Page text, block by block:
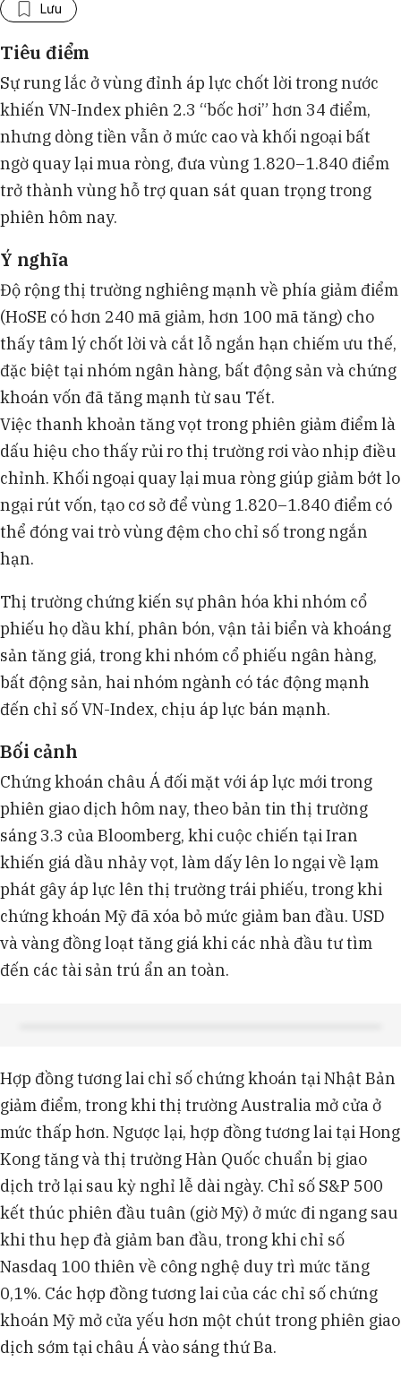
Lưu
Tiêu điểm
Sự rung lắc ở vùng đỉnh áp lực chốt lời trong nước
khiến VN-Index phiên 2.3 “bốc hơi” hơn 34 điểm,
nhưng dòng tiền vẫn ở mức cao và khối ngoại bất
ngờ quay lại mua ròng, đưa vùng 1.820–1.840 điểm
trở thành vùng hỗ trợ quan sát quan trọng trong
phiên hôm nay.
Ý nghĩa
Độ rộng thị trường nghiêng mạnh về phía giảm điểm
(HoSE có hơn 240 mã giảm, hơn 100 mã tăng) cho
thấy tâm lý chốt lời và cắt lỗ ngắn hạn chiếm ưu thế,
đặc biệt tại nhóm ngân hàng, bất động sản và chứng
khoán vốn đã tăng mạnh từ sau Tết.
Việc thanh khoản tăng vọt trong phiên giảm điểm là
dấu hiệu cho thấy rủi ro thị trường rơi vào nhịp điều
chỉnh. Khối ngoại quay lại mua ròng giúp giảm bớt lo
ngại rút vốn, tạo cơ sở để vùng 1.820–1.840 điểm có
thể đóng vai trò vùng đệm cho chỉ số trong ngắn
hạn.
Thị trường chứng kiến sự phân hóa khi nhóm cổ
phiếu họ dầu khí, phân bón, vận tải biển và khoáng
sản tăng giá, trong khi nhóm cổ phiếu ngân hàng,
bất động sản, hai nhóm ngành có tác động mạnh
đến chỉ số VN-Index, chịu áp lực bán mạnh.
Bối cảnh
Chứng khoán châu Á đối mặt với áp lực mới trong
phiên giao dịch hôm nay, theo bản tin thị trường
sáng 3.3 của Bloomberg, khi cuộc chiến tại Iran
khiến giá dầu nhảy vọt, làm dấy lên lo ngại về lạm
phát gây áp lực lên thị trường trái phiếu, trong khi
chứng khoán Mỹ đã xóa bỏ mức giảm ban đầu. USD
và vàng đồng loạt tăng giá khi các nhà đầu tư tìm
đến các tài sản trú ẩn an toàn.
Hợp đồng tương lai chỉ số chứng khoán tại Nhật Bản
giảm điểm, trong khi thị trường Australia mở cửa ở
mức thấp hơn. Ngược lại, hợp đồng tương lai tại Hong
Kong tăng và thị trường Hàn Quốc chuẩn bị giao
dịch trở lại sau kỳ nghỉ lễ dài ngày. Chỉ số S&P 500
kết thúc phiên đầu tuân (giờ Mỹ) ở mức đi ngang sau
khi thu hẹp đà giảm ban đầu, trong khi chỉ số
Nasdaq 100 thiên về công nghệ duy trì mức tăng
0,1%. Các hợp đồng tương lai của các chỉ số chứng
khoán Mỹ mở cửa yếu hơn một chút trong phiên giao
dịch sớm tại châu Á vào sáng thứ Ba.